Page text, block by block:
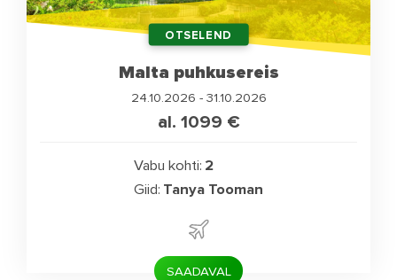
OTSELEND
Malta puhkusereis
24.10.2026 - 31.10.2026
al. 1099 €
Vabu kohti: 2
Giid: Tanya Tooman
SAADAVAL